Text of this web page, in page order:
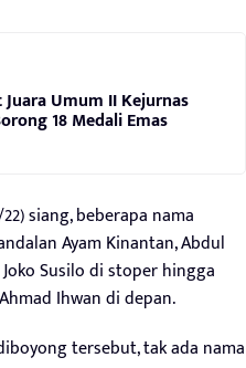
Umum II Kejurnas
18 Medali Emas
siang, beberapa nama
Ayam Kinantan, Abdul
Susilo di stoper hingga
Ihwan di depan.
tersebut, tak ada nama